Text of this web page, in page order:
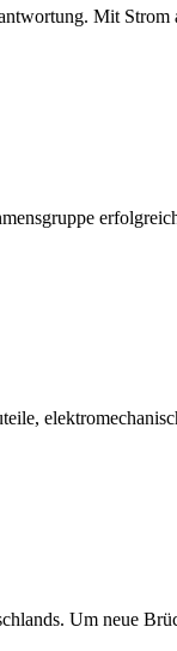
Mit Strom
Um neue